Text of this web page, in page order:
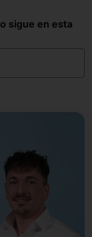
sigue en esta